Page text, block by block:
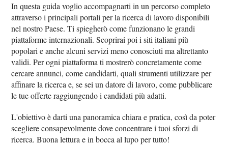
In questa guida voglio accompagnarti in un percorso completo
attraverso i principali portali per la ricerca di lavoro disponibili
nel nostro Paese. Ti spiegherò come funzionano le grandi
piattaforme internazionali. Scoprirai poi i siti italiani più
popolari e anche alcuni servizi meno conosciuti ma altrettanto
validi. Per ogni piattaforma ti mostrerò concretamente come
cercare annunci, come candidarti, quali strumenti utilizzare per
affinare la ricerca e, se sei un datore di lavoro, come pubblicare
le tue offerte raggiungendo i candidati più adatti.
L'obiettivo è darti una panoramica chiara e pratica, così da poter
scegliere consapevolmente dove concentrare i tuoi sforzi di
ricerca. Buona lettura e in bocca al lupo per tutto!